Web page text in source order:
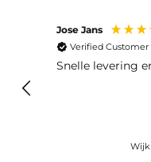
Jose Jans
Verified Customer
Snelle levering
Wijk